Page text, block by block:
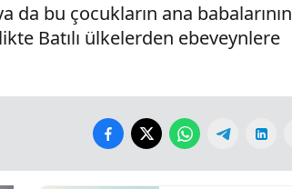
bu çocukların ana babalarının
Batılı ülkelerden ebeveynlere